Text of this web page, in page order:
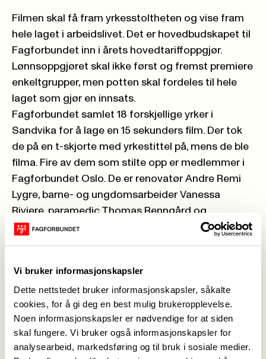
Vi bruker informasjonskapsler
Dette nettstedet bruker informasjonskapsler, såkalte
cookies, for å gi deg en best mulig brukeropplevelse.
Noen informasjonskapsler er nødvendige for at siden
skal fungere. Vi bruker også informasjonskapsler for
analysearbeid, markedsføring og til bruk i sosiale medier.
Filmen skal få fram yrkesstoltheten og vise fram
hele laget i arbeidslivet. Det er hovedbudskapet til
Fagforbundet inn i årets hovedtariffoppgjør.
Lønnsoppgjøret skal ikke først og fremst premiere
enkeltgrupper, men potten skal fordeles til hele
laget som gjør en innsats.
Fagforbundet samlet 18 forskjellige yrker i
Sandvika for å lage en 15 sekunders film. Der tok
de på en t-skjorte med yrkestittel på, mens de ble
filma. Fire av dem som stilte opp er medlemmer i
Fagforbundet Oslo. De er renovatør Andre Remi
Lygre, barne- og ungdomsarbeider Vanessa
Riviere, paramedic Thomas Renngård og
bussjåfør Marit Sauge. Resultatet av innsatsen til
alle disse medlemmene blir å finne på sosiale
Vi har spurt Marit Sauge om hvordan det var å
stille opp på film, hva slags erfaringer hun som
tillitsvalgt i har med hovedforhandlinger og
hennes ønsker for oppgjøret. Hun er klubbleder i
Bussarbeiderklubben i Oslo Sporveiers
Arbeiderforening, Fagforbundet.